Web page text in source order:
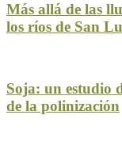
Más allá de las
los ríos de San
Soja: un estudio
de la polinización